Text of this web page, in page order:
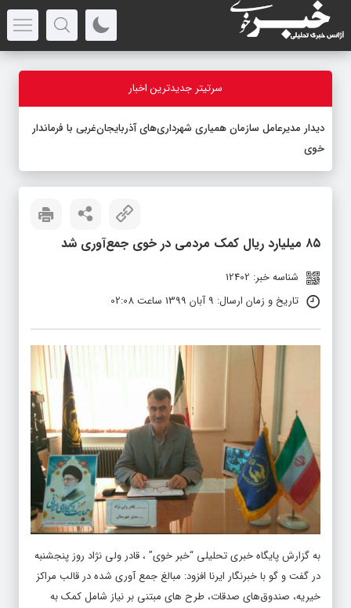
سرتیتر جدیدترین اخبار
دیدار مدیرعامل سازمان همیاری شهرداری‌های آذربایجان‌غربی با فرماندار
خوی
۸۵ میلیارد ریال کمک مردمی در خوی جمع‌آوری شد
شناسه خبر: 12402
تاریخ و زمان ارسال: 9 آبان 1399 ساعت 02:08
به گزارش پایگاه خبری تحلیلی “خبر خوی” ، قادر ولی نژاد روز پنجشنبه
در گفت و گو با خبرنگار ایرنا افزود: مبالغ جمع آوری شده در قالب مراکز
خیریه، صندوق‌های صدقات، طرح های مبتنی بر نیاز شامل کمک به